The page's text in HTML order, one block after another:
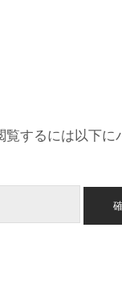
するには以下に